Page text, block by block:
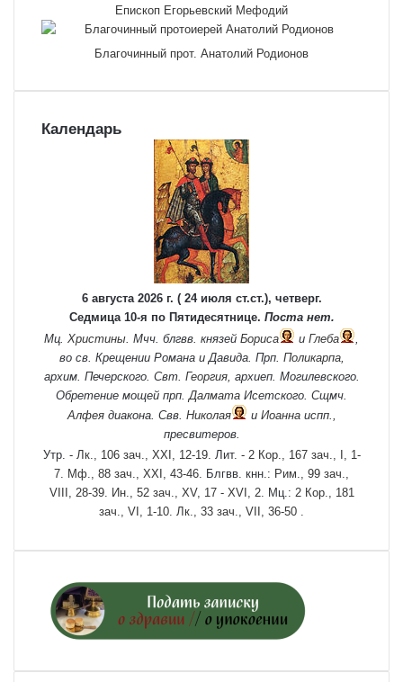
Епископ Егорьевский Мефодий
Благочинный прот. Анатолий Родионов
Календарь
6 августа 2026 г. ( 24 июля ст.ст.), четверг.
Седмица 10-я по Пятидесятнице. Поста нет.
Мц. Христины . Мчч. блгвв. князей Бориса и Глеба
во св. Крещении Романа и Давида. Прп. Поликарпа,
архим. Печерского. Свт. Георгия, архиеп. Могилевского.
Обретение мощей прп. Далмата Исетского. Сщмч.
Алфеядиакона. Свв. Николая и Иоаннаиспп.,
пресвитеров.
Утр. - Лк., 106 зач., XXI, 12-19. Лит. - 2 Кор., 167 зач., I, 1-
7.
Мф., 88 зач., XXI, 43-46. Блгвв. кнн.: Рим., 99 зач.,
VIII, 28-39.
Ин., 52 зач., XV, 17 - XVI, 2. Мц.: 2 Кор., 181
зач., VI, 1-10. Лк., 33 зач., VII, 36-50